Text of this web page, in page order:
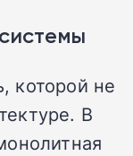
которой не
В